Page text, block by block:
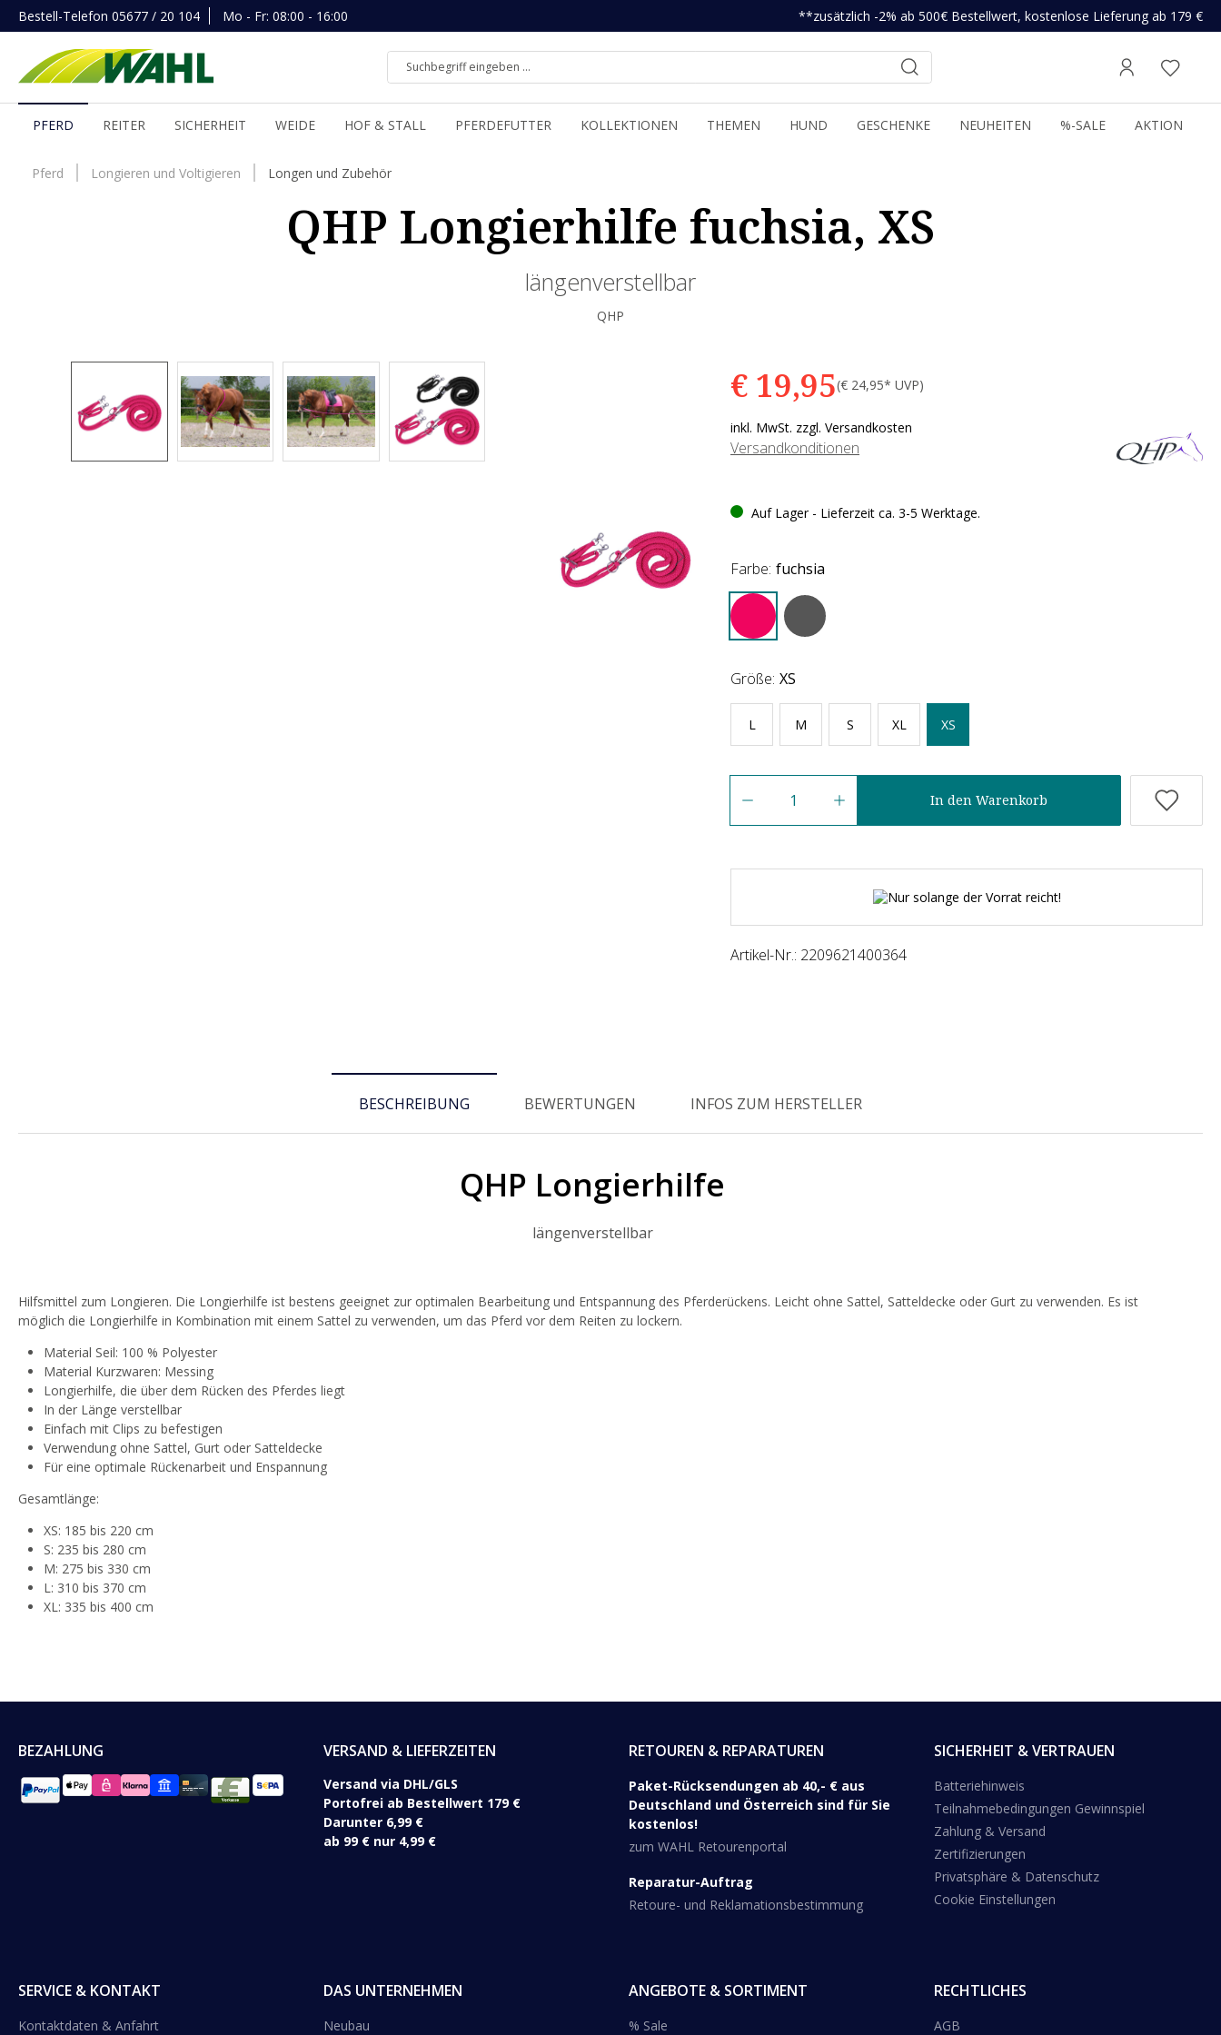
springen
Bestell-Telefon 05677 / 20 104 Mo - Fr: 08:00 - 16:00 **zusätzlich -2% ab 500€ Bestellwert, kostenlose Lieferung ab 179 €
PFERD REITER SICHERHEIT WEIDE HOF & STALL PFERDEFUTTER KOLLEKTIONEN THEMEN HUND GESCHENKE NEUHEITEN %-SALE AKTION
Pferd Longieren und Voltigieren Longen und Zubehör
QHP Longierhilfe fuchsia, XS
längenverstellbar
QHP
€ 19,95(€ 24,95* UVP)
inkl. MwSt. zzgl. Versandkosten
Versandkonditionen
Auf Lager - Lieferzeit ca. 3-5 Werktage.
Farbe: fuchsia
Größe: XS
L M S XL XS
In den Warenkorb
Nur solange der Vorrat reicht!
Artikel-Nr.: 2209621400364
BESCHREIBUNG BEWERTUNGEN INFOS ZUM HERSTELLER
QHP Longierhilfe
längenverstellbar
Hilfsmittel zum Longieren. Die Longierhilfe ist bestens geeignet zur optimalen Bearbeitung und Entspannung des Pferderückens. Leicht ohne Sattel, Satteldecke oder Gurt zu verwenden. Es ist
möglich die Longierhilfe in Kombination mit einem Sattel zu verwenden, um das Pferd vor dem Reiten zu lockern.
Material Seil: 100 % Polyester
Material Kurzwaren: Messing
Longierhilfe, die über dem Rücken des Pferdes liegt
In der Länge verstellbar
Einfach mit Clips zu befestigen
Verwendung ohne Sattel, Gurt oder Satteldecke
Für eine optimale Rückenarbeit und Enspannung
Gesamtlänge:
XS: 185 bis 220 cm
S: 235 bis 280 cm
M: 275 bis 330 cm
L: 310 bis 370 cm
XL: 335 bis 400 cm
BEZAHLUNG VERSAND & LIEFERZEITEN
Versand via DHL/GLS ​
Portofrei ab Bestellwert 179 €
Darunter 6,99 €
ab 99 € nur 4,99 €
RETOUREN & REPARATUREN
Paket-Rücksendungen ab 40,- € aus
Deutschland und Österreich sind für Sie
kostenlos!
zum WAHL Retourenportal
Reparatur-Auftrag
Retoure- und Reklamationsbestimmung
SICHERHEIT & VERTRAUEN
Batteriehinweis
Teilnahmebedingungen Gewinnspiel
Zahlung & Versand
Zertifizierungen
Privatsphäre & Datenschutz
Cookie Einstellungen
SERVICE & KONTAKT
Kontaktdaten & Anfahrt
DAS UNTERNEHMEN
Neubau
ANGEBOTE & SORTIMENT
% Sale
RECHTLICHES
AGB